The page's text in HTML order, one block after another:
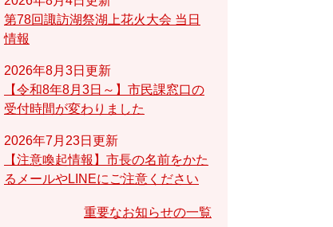
第78回諏訪湖祭湖上花火大会 当日
情報
2026年8月3日更新
【令和8年8月3日～】市民課窓口の
受付時間が変わりました
2026年7月23日更新
【注意喚起情報】市長の名前をかた
るメールやLINEにご注意ください
重要なお知らせの一覧